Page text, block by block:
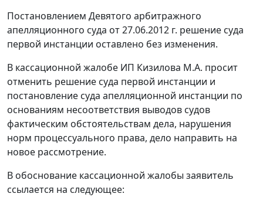
Постановлением Девятого арбитражного
апелляционного суда от 27.06.2012 г. решение суда
первой инстанции оставлено без изменения.
В кассационной жалобе ИП Кизилова М.А. просит
отменить решение суда первой инстанции и
постановление суда апелляционной инстанции по
основаниям несоответствия выводов судов
фактическим обстоятельствам дела, нарушения
норм процессуального права, дело направить на
новое рассмотрение.
В обоснование кассационной жалобы заявитель
ссылается на следующее: